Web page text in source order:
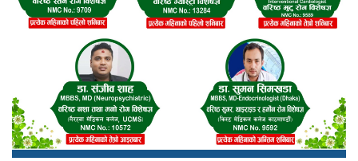
ह्विलचेयर सहयोग